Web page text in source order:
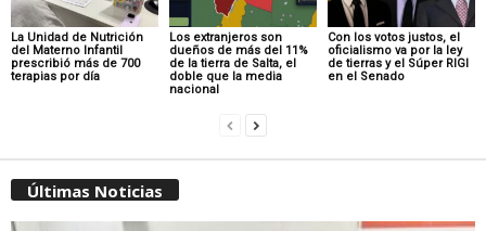
La Unidad de Nutrición
del Materno Infantil
prescribió más de 700
terapias por día
Los extranjeros son
dueños de más del 11%
de la tierra de Salta, el
doble que la media
nacional
Con los votos justos, el
oficialismo va por la ley
de tierras y el Súper RIGI
en el Senado
Últimas Noticias